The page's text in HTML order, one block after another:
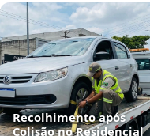
Recolhimento após
Colisão no Residencial